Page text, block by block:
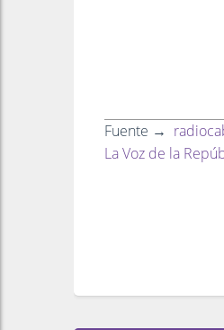
Fuente →
La Voz de la